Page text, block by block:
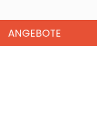
ANGEBOTE